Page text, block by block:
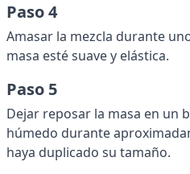
Paso 4
Amasar la mezcla durante
masa esté suave y elástica.
Paso 5
Dejar reposar la masa en un
húmedo durante
haya duplicado su tamaño.